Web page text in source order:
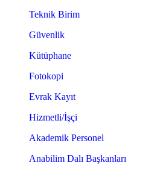
Teknik Birim
Güvenlik
Kütüphane
Fotokopi
Evrak Kayıt
Hizmetli/İşçi
Akademik Personel
Anabilim Dalı Başkanları